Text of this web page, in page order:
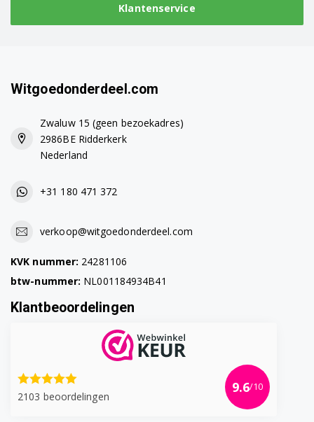
B3T4824DW 7188235960
B3T49231DW 7188237740
B3T49233W 7188236370
B3T4923DW 7188236870
B3T4924DW 7188287540
B3T60230 7188236430
B3T60230 7188237150
B3T67230 7188301730
Klantenservice
Witgoedonderdeel.com
Zwaluw 15 (geen bezoekadres)
2986BE Ridderkerk
Nederland
+31 180 471 372
verkoop@witgoedonderdeel.com
KVK nummer: 24281106
btw-nummer: NL001184934B41
Klantbeoordelingen
2103 beoordelingen
9.6/10